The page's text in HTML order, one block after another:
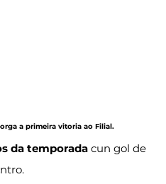
a primeira vitoria ao Filial.
da temporada cun gol de